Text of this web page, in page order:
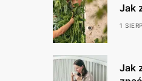
Jak
1
Jak